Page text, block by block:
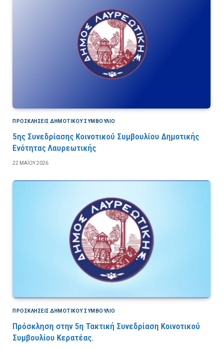
ΠΡΟΣΚΛΉΣΕΙΣ ΔΗΜΟΤΙΚΟΎ ΣΥΜΒΟΎΛΙΟ
5ης Συνεδρίασης Κοινοτικού Συμβουλίου Δημοτικής
Ενότητας Λαυρεωτικής
22 ΜΑΪ́ΟΥ 2026
ΠΡΟΣΚΛΉΣΕΙΣ ΔΗΜΟΤΙΚΟΎ ΣΥΜΒΟΎΛΙΟ
Πρόσκληση στην 5η Τακτική Συνεδρίαση Κοινοτικού
Συμβουλίου Κερατέας.